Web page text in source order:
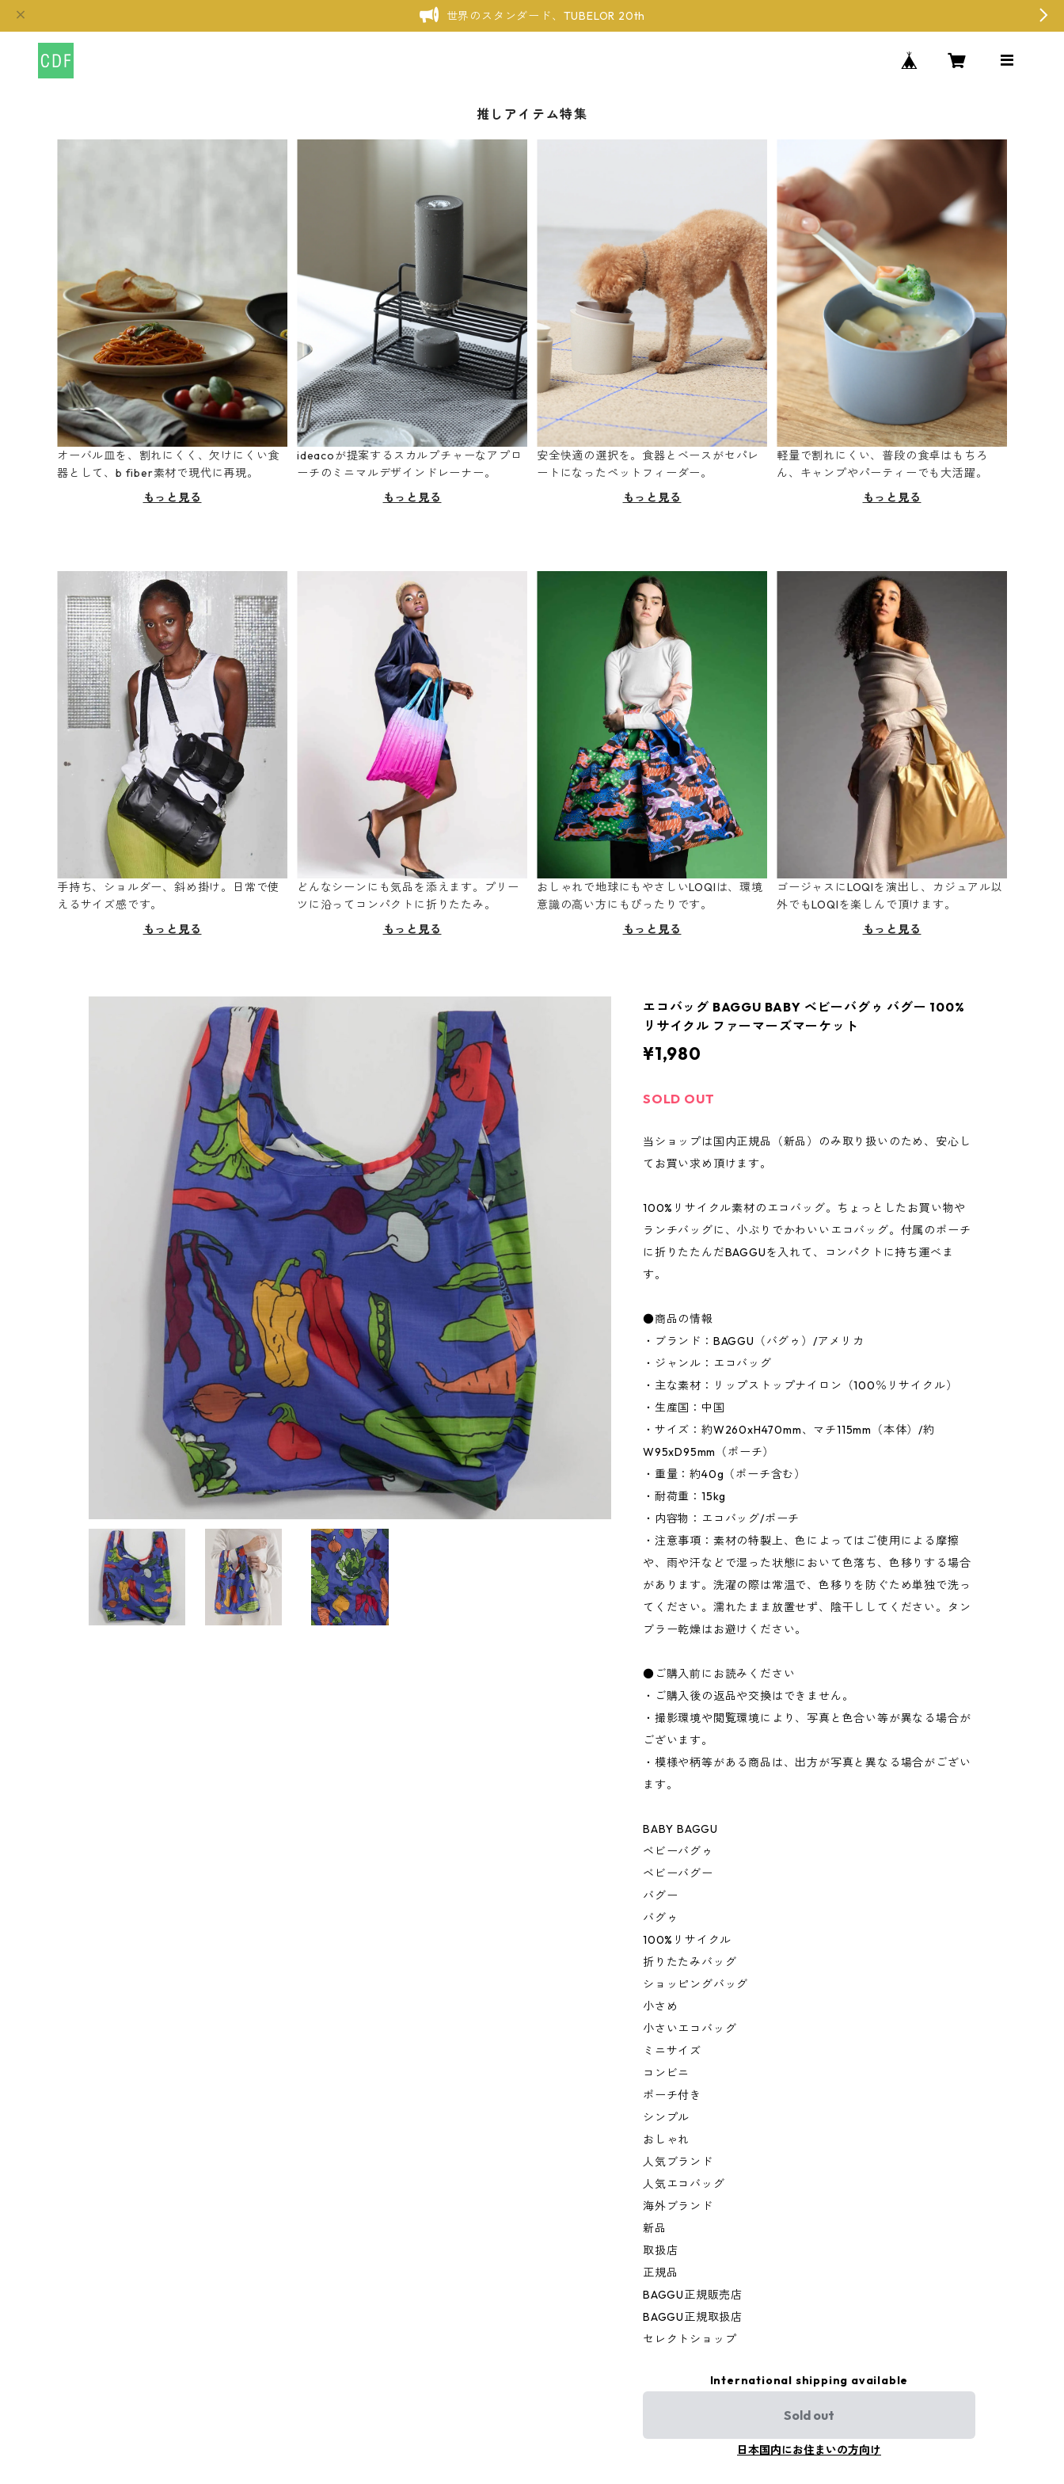
世界のスタンダード、TUBELOR 20th
推しアイテム特集
オーバル皿を、割れにくく、欠けにくい食
器として、b fiber素材で現代に再現。
もっと見る
ideacoが提案するスカルプチャーなアプロ
ーチのミニマルデザインドレーナー。
もっと見る
安全快適の選択を。食器とベースがセパレ
ートになったペットフィーダー。
もっと見る
軽量で割れにくい、普段の食卓はもちろ
ん、キャンプやパーティーでも大活躍。
もっと見る
手持ち、ショルダー、斜め掛け。日常で使
えるサイズ感です。
もっと見る
どんなシーンにも気品を添えます。プリー
ツに沿ってコンパクトに折りたたみ。
もっと見る
おしゃれで地球にもやさしいLOQIは、環境
意識の高い方にもぴったりです。
もっと見る
ゴージャスにLOQIを演出し、カジュアル以
外でもLOQIを楽しんで頂けます。
もっと見る
エコバッグ BAGGU BABY ベビーバグゥ バグー 100%
リサイクル ファーマーズマーケット
¥1,980
SOLD OUT
当ショップは国内正規品（新品）のみ取り扱いのため、安心し
てお買い求め頂けます。
100%リサイクル素材のエコバッグ。ちょっとしたお買い物や
ランチバッグに、小ぶりでかわいいエコバッグ。付属のポーチ
に折りたたんだBAGGUを入れて、コンパクトに持ち運べま
す。
●商品の情報
・ブランド：BAGGU（バグゥ）/アメリカ
・ジャンル：エコバッグ
・主な素材：リップストップナイロン（100％リサイクル）
・生産国：中国
・サイズ：約W260xH470mm、マチ115mm（本体）/約
W95xD95mm（ポーチ）
・重量：約40g（ポーチ含む）
・耐荷重：15kg
・内容物：エコバッグ/ポーチ
・注意事項：素材の特製上、色によってはご使用による摩擦
や、雨や汗などで湿った状態において色落ち、色移りする場合
があります。洗濯の際は常温で、色移りを防ぐため単独で洗っ
てください。濡れたまま放置せず、陰干ししてください。タン
ブラー乾燥はお避けください。
●ご購入前にお読みください
・ご購入後の返品や交換はできません。
・撮影環境や閲覧環境により、写真と色合い等が異なる場合が
ございます。
・模様や柄等がある商品は、出方が写真と異なる場合がござい
ます。
BABY BAGGU
ベビーバグゥ
ベビーバグー
バグー
バグゥ
100%リサイクル
折りたたみバッグ
ショッピングバッグ
小さめ
小さいエコバッグ
ミニサイズ
コンビニ
ポーチ付き
シンプル
おしゃれ
人気ブランド
人気エコバッグ
海外ブランド
新品
取扱店
正規品
BAGGU正規販売店
BAGGU正規取扱店
セレクトショップ
International shipping available
Sold out
日本国内にお住まいの方向け